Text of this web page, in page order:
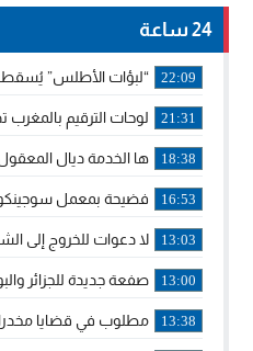
24 ساعة
22:09 “لبؤات الأطلس”
21:31 لوحات الترقيم بالمغرب
18:38 ها الخدمة ديال المعقول
16:53 فضيحة بمعمل سوجينكو
13:03 لا دعوات للخروج إلى الشارع.. جيل زد 212 توضح موقفها وتؤكد أن المنشورات
13:00 صفعة جديدة للجزائر
13:38 مطلوب في قضايا